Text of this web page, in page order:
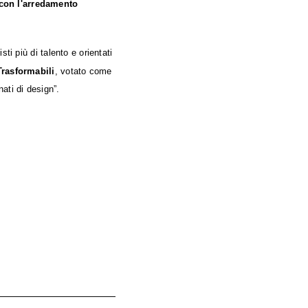
l'arredamento
più di talento e orientati
, votato come
di design”.